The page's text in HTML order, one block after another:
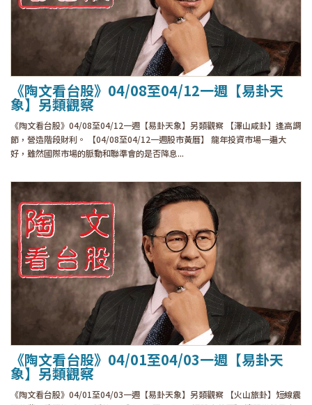
《陶文看台股》04/08至04/12一週【易卦天
象】另類觀察
《陶文看台股》04/08至04/12一週【易卦天象】另類觀察 【澤山咸卦】逢高調
節，營造階段財利。 【04/08至04/12一週股市黃曆】 龍年投資市場一遍大
好，雖然國際市場的脈動和聯準會的是否降息...
《陶文看台股》04/01至04/03一週【易卦天
象】另類觀察
《陶文看台股》04/01至04/03一週【易卦天象】另類觀察 【火山旅卦】短線震